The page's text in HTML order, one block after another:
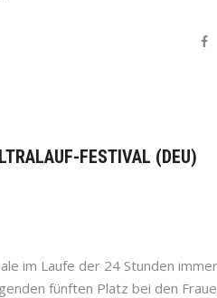
FESTIVAL (DEU)
im Laufe der 24 Stunden
fünften Platz bei den